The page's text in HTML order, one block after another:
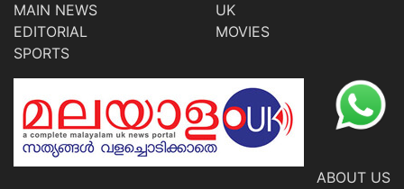
MAIN NEWS
EDITORIAL
SPORTS
UK
MOVIES
ABOUT US